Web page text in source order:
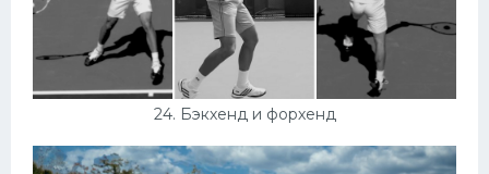
24. Бэкхенд и форхенд